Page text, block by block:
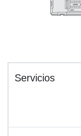
Servicios